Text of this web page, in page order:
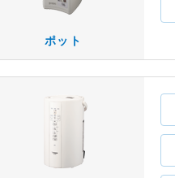
ポット